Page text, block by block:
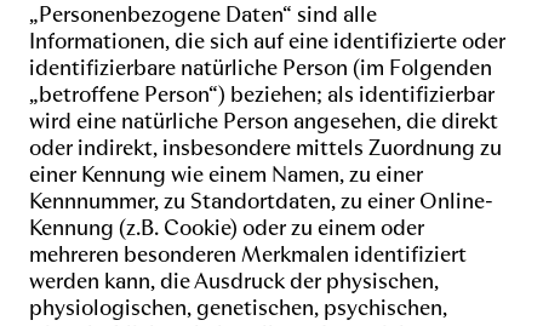
„Personenbezogene Daten“ sind alle
Informationen, die sich auf eine identifizierte oder
identifizierbare natürliche Person (im Folgenden
„betroffene Person“) beziehen; als identifizierbar
wird eine natürliche Person angesehen, die direkt
oder indirekt, insbesondere mittels Zuordnung zu
einer Kennung wie einem Namen, zu einer
Kennnummer, zu Standortdaten, zu einer Online-
Kennung (z.B. Cookie) oder zu einem oder
mehreren besonderen Merkmalen identifiziert
werden kann, die Ausdruck der physischen,
physiologischen, genetischen, psychischen,